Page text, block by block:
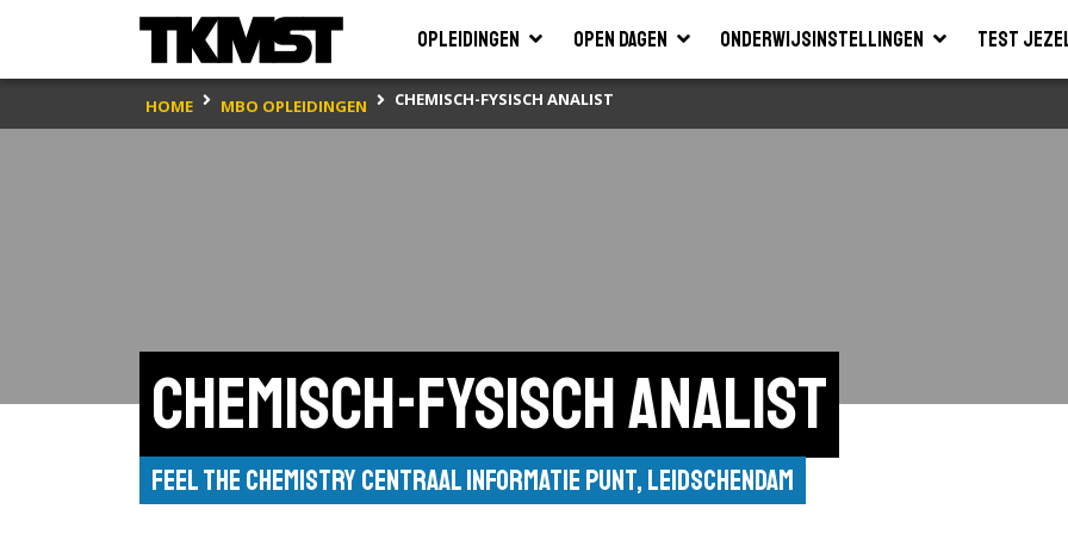
Opleidingen Open dagen Onderwijsinstellingen Test
HOME MBO OPLEIDINGEN CHEMISCH-FYSISCH ANALIST
Chemisch-fysisch analist
Feel the Chemistry Centraal Informatie Punt, Leidschendam